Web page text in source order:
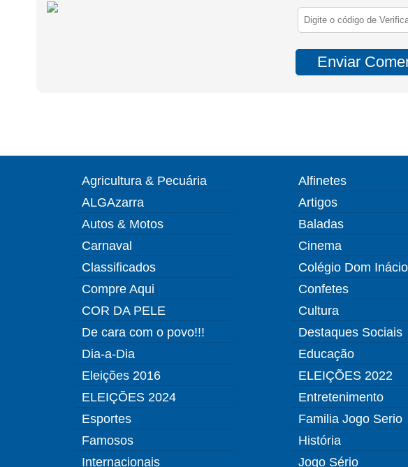
Agricultura & Pecuária
ALGAzarra
Autos & Motos
Carnaval
Classificados
Compre Aqui
COR DA PELE
De cara com o povo!!!
Dia-a-Dia
Eleições 2016
ELEIÇÕES 2024
Esportes
Famosos
Internacionais
Alfinetes
Artigos
Baladas
Cinema
Colégio Dom Inácio
Confetes
Cultura
Destaques Sociais
Educação
ELEIÇÕES 2022
Entretenimento
Familia Jogo Serio
História
Jogo Sério